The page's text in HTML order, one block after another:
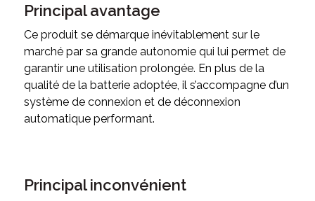
Principal avantage
Ce produit se démarque inévitablement sur le
marché par sa grande autonomie qui lui permet de
garantir une utilisation prolongée. En plus de la
qualité de la batterie adoptée, il s’accompagne d’un
système de connexion et de déconnexion
automatique performant.
Principal inconvénient